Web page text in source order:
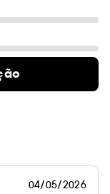
04/05/2026